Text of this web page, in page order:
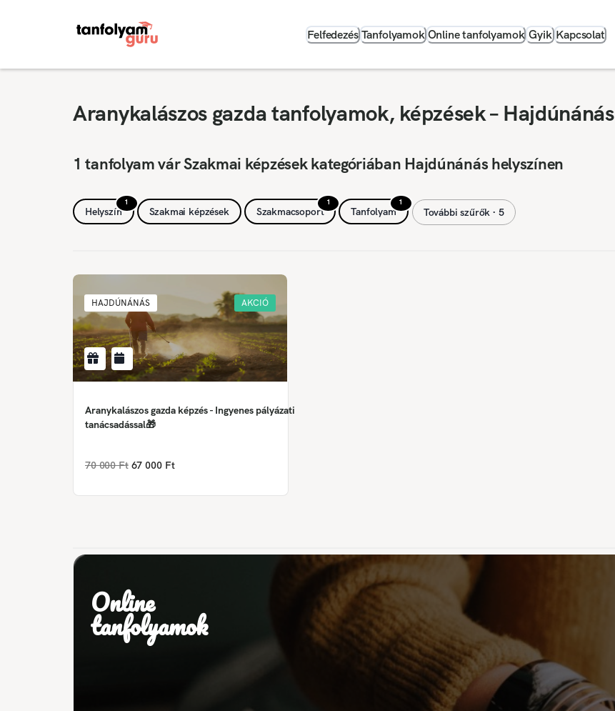
Felfedezés Tanfolyamok Online tanfolyamok Gyik Kapcsolat
Aranykalászos gazda tanfolyamok, képzések – Hajdúnánás
1 tanfolyam vár Szakmai képzések kategóriában Hajdúnánás helyszínen
1
Helyszín Szakmai képzések
1
Szakmacsoport
1
Tanfolyam További szűrők ∙ 5
HAJDÚNÁNÁS AKCIÓ
Aranykalászos gazda képzés - Ingyenes pályázati
tanácsadással🎁
70 000 Ft 67 000 Ft
Online
tanfolyamok